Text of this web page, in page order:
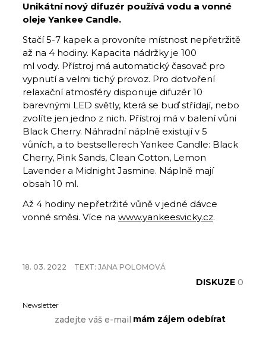
Unikátní nový difuzér používá vodu a vonné
oleje Yankee Candle.
Stačí 5-7 kapek a provoníte místnost nepřetržitě
až na 4 hodiny. Kapacita nádržky je 100
ml vody. Přístroj má automatický časovač pro
vypnutí a velmi tichý provoz. Pro dotvoření
relaxační atmosféry disponuje difuzér 10
barevnými LED světly, která se buď střídají, nebo
zvolíte jen jedno z nich. Přístroj má v balení vůni
Black Cherry. Náhradní náplně existují v 5
vůních, a to bestsellerech Yankee Candle: Black
Cherry, Pink Sands, Clean Cotton, Lemon
Lavender a Midnight Jasmine. Náplně mají
obsah 10 ml.
Až 4 hodiny nepřetržité vůně v jedné dávce
vonné směsi. Více na www.yankeesvicky.cz.
18. 03. 2022 TEXT: JANA POLOMOVÁ
DISKUZE 0
Newsletter